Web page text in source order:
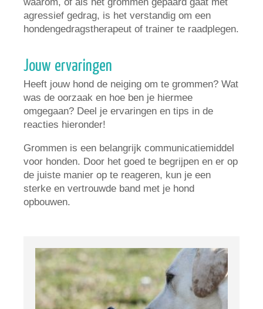
agressief gedrag, is het verstandig om een
hondengedragstherapeut of trainer te raadplegen.
Jouw ervaringen
Heeft jouw hond de neiging om te grommen? Wat
was de oorzaak en hoe ben je hiermee
omgegaan? Deel je ervaringen en tips in de
reacties hieronder!
Grommen is een belangrijk communicatiemiddel
voor honden. Door het goed te begrijpen en er op
de juiste manier op te reageren, kun je een
sterke en vertrouwde band met je hond
opbouwen.